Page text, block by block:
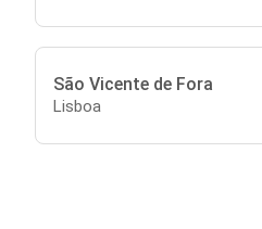
São Vicente de Fora
Lisboa